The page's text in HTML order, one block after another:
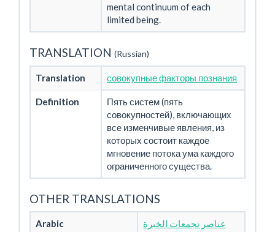
mental continuum of each
limited being.
TRANSLATION (Russian)
Translation совокупные факторы познания
Definition
Пять систем (пять
совокупностей), включающих
все изменчивые явления, из
которых состоит каждое
мгновение потока ума каждого
ограниченного существа.
OTHER TRANSLATIONS
Arabic عناصر تجمعات الخبرة